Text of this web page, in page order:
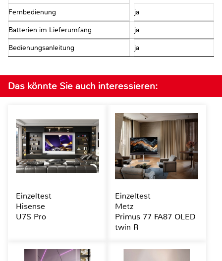
Fernbedienung ja
Batterien im Lieferumfang ja
Bedienungsanleitung ja
Das könnte Sie auch interessieren:
Einzeltest
Hisense
U7S Pro
Einzeltest
Metz
Primus 77 FA87 OLED
twin R